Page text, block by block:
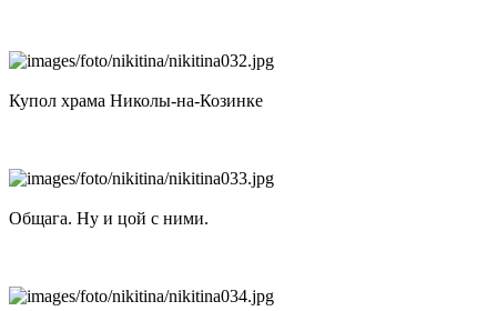
Купол храма Николы-на-Козинке
Общага. Ну и цой с ними.